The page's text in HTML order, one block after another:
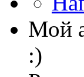
Мой
:)